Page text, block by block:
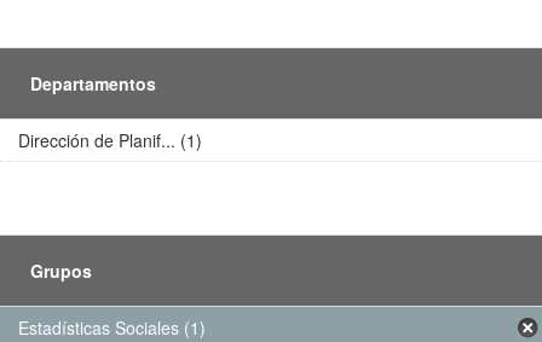
Departamentos
Dirección de Planif... (1)
Grupos
Estadísticas Sociales (1)